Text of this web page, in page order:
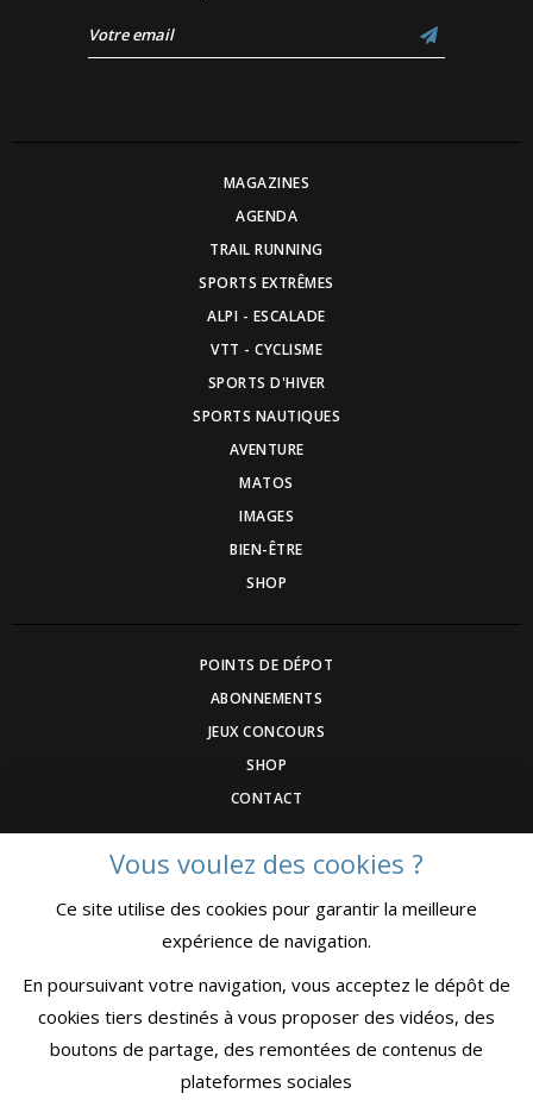
MAGAZINES
AGENDA
TRAIL RUNNING
SPORTS EXTRÊMES
ALPI - ESCALADE
VTT - CYCLISME
SPORTS D'HIVER
SPORTS NAUTIQUES
AVENTURE
MATOS
IMAGES
BIEN-ÊTRE
SHOP
POINTS DE DÉPOT
ABONNEMENTS
JEUX CONCOURS
SHOP
CONTACT
DEVENEZ ANNONCEUR
COMMUNIQUEZ UN ÉVENEMNT
CGV
MENTIONS LÉGALES
CONFIDENTIALITÉ
Vous voulez des cookies ?
Ce site utilise des cookies pour garantir la meilleure
expérience de navigation.
En poursuivant votre navigation, vous acceptez le dépôt de
cookies tiers destinés à vous proposer des vidéos, des
boutons de partage, des remontées de contenus de
plateformes sociales